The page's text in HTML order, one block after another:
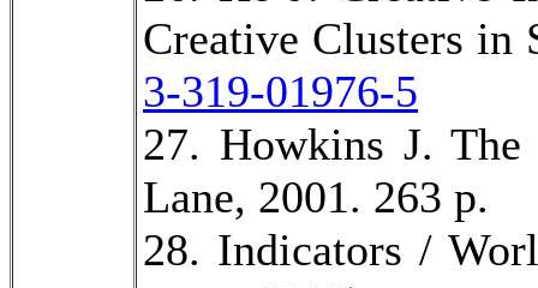
Creative Clusters in
3-319-01976-5
27. Howkins J.
Lane, 2001. 263 p.
28. Indicators /